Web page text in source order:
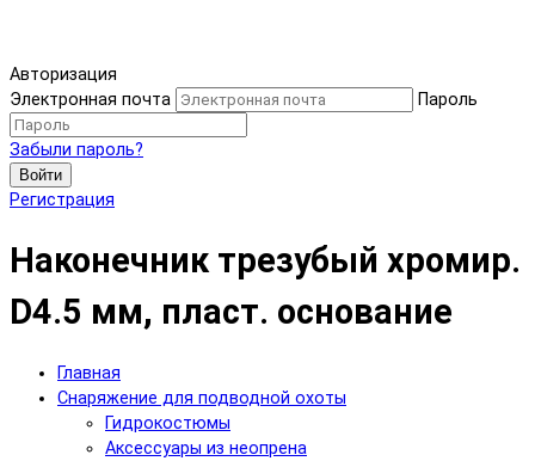
Авторизация
Электронная почта
Пароль
Забыли пароль?
Войти
Регистрация
Наконечник трезубый хромир.
D4.5 мм, пласт. основание
Главная
Снаряжение для подводной охоты
Гидрокостюмы
Аксессуары из неопрена